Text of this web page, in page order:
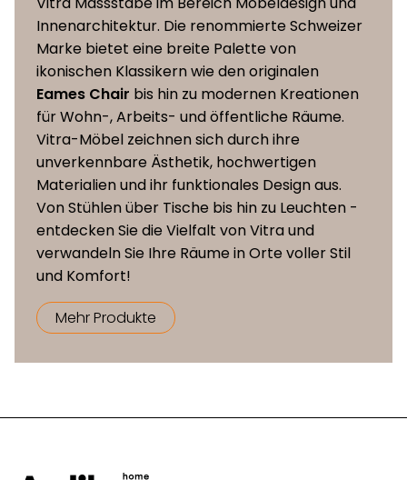
Faserkugeln
Rücken- und
Nackenkissen
Kammerkissen, gefüllt mit
Schaumstoffwürfeln und
einer Gänsefedern-
Daunen-Mischung
Rückenabdeckung
Rückenabdeckung,
Einfassung des Unterbaus
von Sitz und Ottoman sowie
Ottoman
MDF-Platte mit PU-
Innenarchitektur. Die renommierte Schweizer
Marke bietet eine breite Palette von
ikonischen Klassikern wie den originalen
Eames Chair bis hin zu modernen Kreationen
für Wohn-, Arbeits- und öffentliche Räume.
Vitra-Möbel zeichnen sich durch ihre
unverkennbare Ästhetik, hochwertigen
Materialien und ihr funktionales Design aus.
Von Stühlen über Tische bis hin zu Leuchten -
entdecken Sie die Vielfalt von Vitra und
verwandeln Sie Ihre Räume in Orte voller Stil
und Komfort!
Mehr Produkte